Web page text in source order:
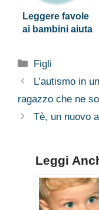
Leggere favole
ai bambini aiuta
Categorie
Figli
L’autismo in
ragazzo che ne
Tè, un nuovo
Leggi